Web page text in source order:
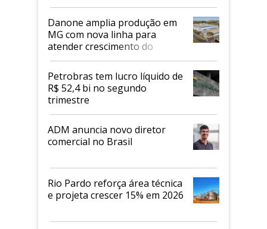
Danone amplia produção em
MG com nova linha para
atender crescimento do
mercado de alimentos
proteicos
Petrobras tem lucro líquido de
R$ 52,4 bi no segundo
trimestre
ADM anuncia novo diretor
comercial no Brasil
Rio Pardo reforça área técnica
e projeta crescer 15% em 2026